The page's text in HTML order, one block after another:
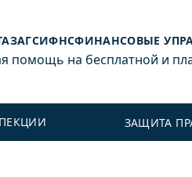
ЗАГСИФНСФИНАНСОВЫЕ
помощь на бесплатной и
ЗАЩИТА